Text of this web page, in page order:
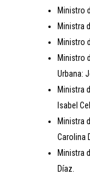
Ministro
Ministra
Ministro
Ministro
Urbana:
Ministra
Isabel
Ministra
Carolina
Ministra
Díaz.